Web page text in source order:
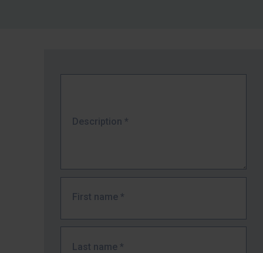
Description *
First name *
Last name *